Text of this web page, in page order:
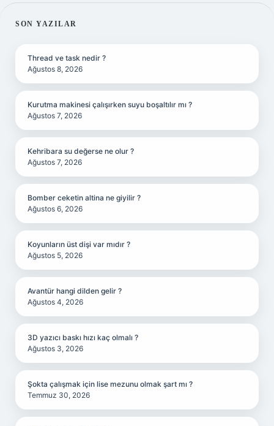
SIDEBAR
SON YAZILAR
Thread ve task nedir ?
Ağustos 8, 2026
Kurutma makinesi çalışırken suyu boşaltılır mı ?
Ağustos 7, 2026
Kehribara su değerse ne olur ?
Ağustos 7, 2026
Bomber ceketin altina ne giyilir ?
Ağustos 6, 2026
Koyunların üst dişi var mıdır ?
Ağustos 5, 2026
Avantür hangi dilden gelir ?
Ağustos 4, 2026
3D yazıcı baskı hızı kaç olmalı ?
Ağustos 3, 2026
Şokta çalışmak için lise mezunu olmak şart mı ?
Temmuz 30, 2026